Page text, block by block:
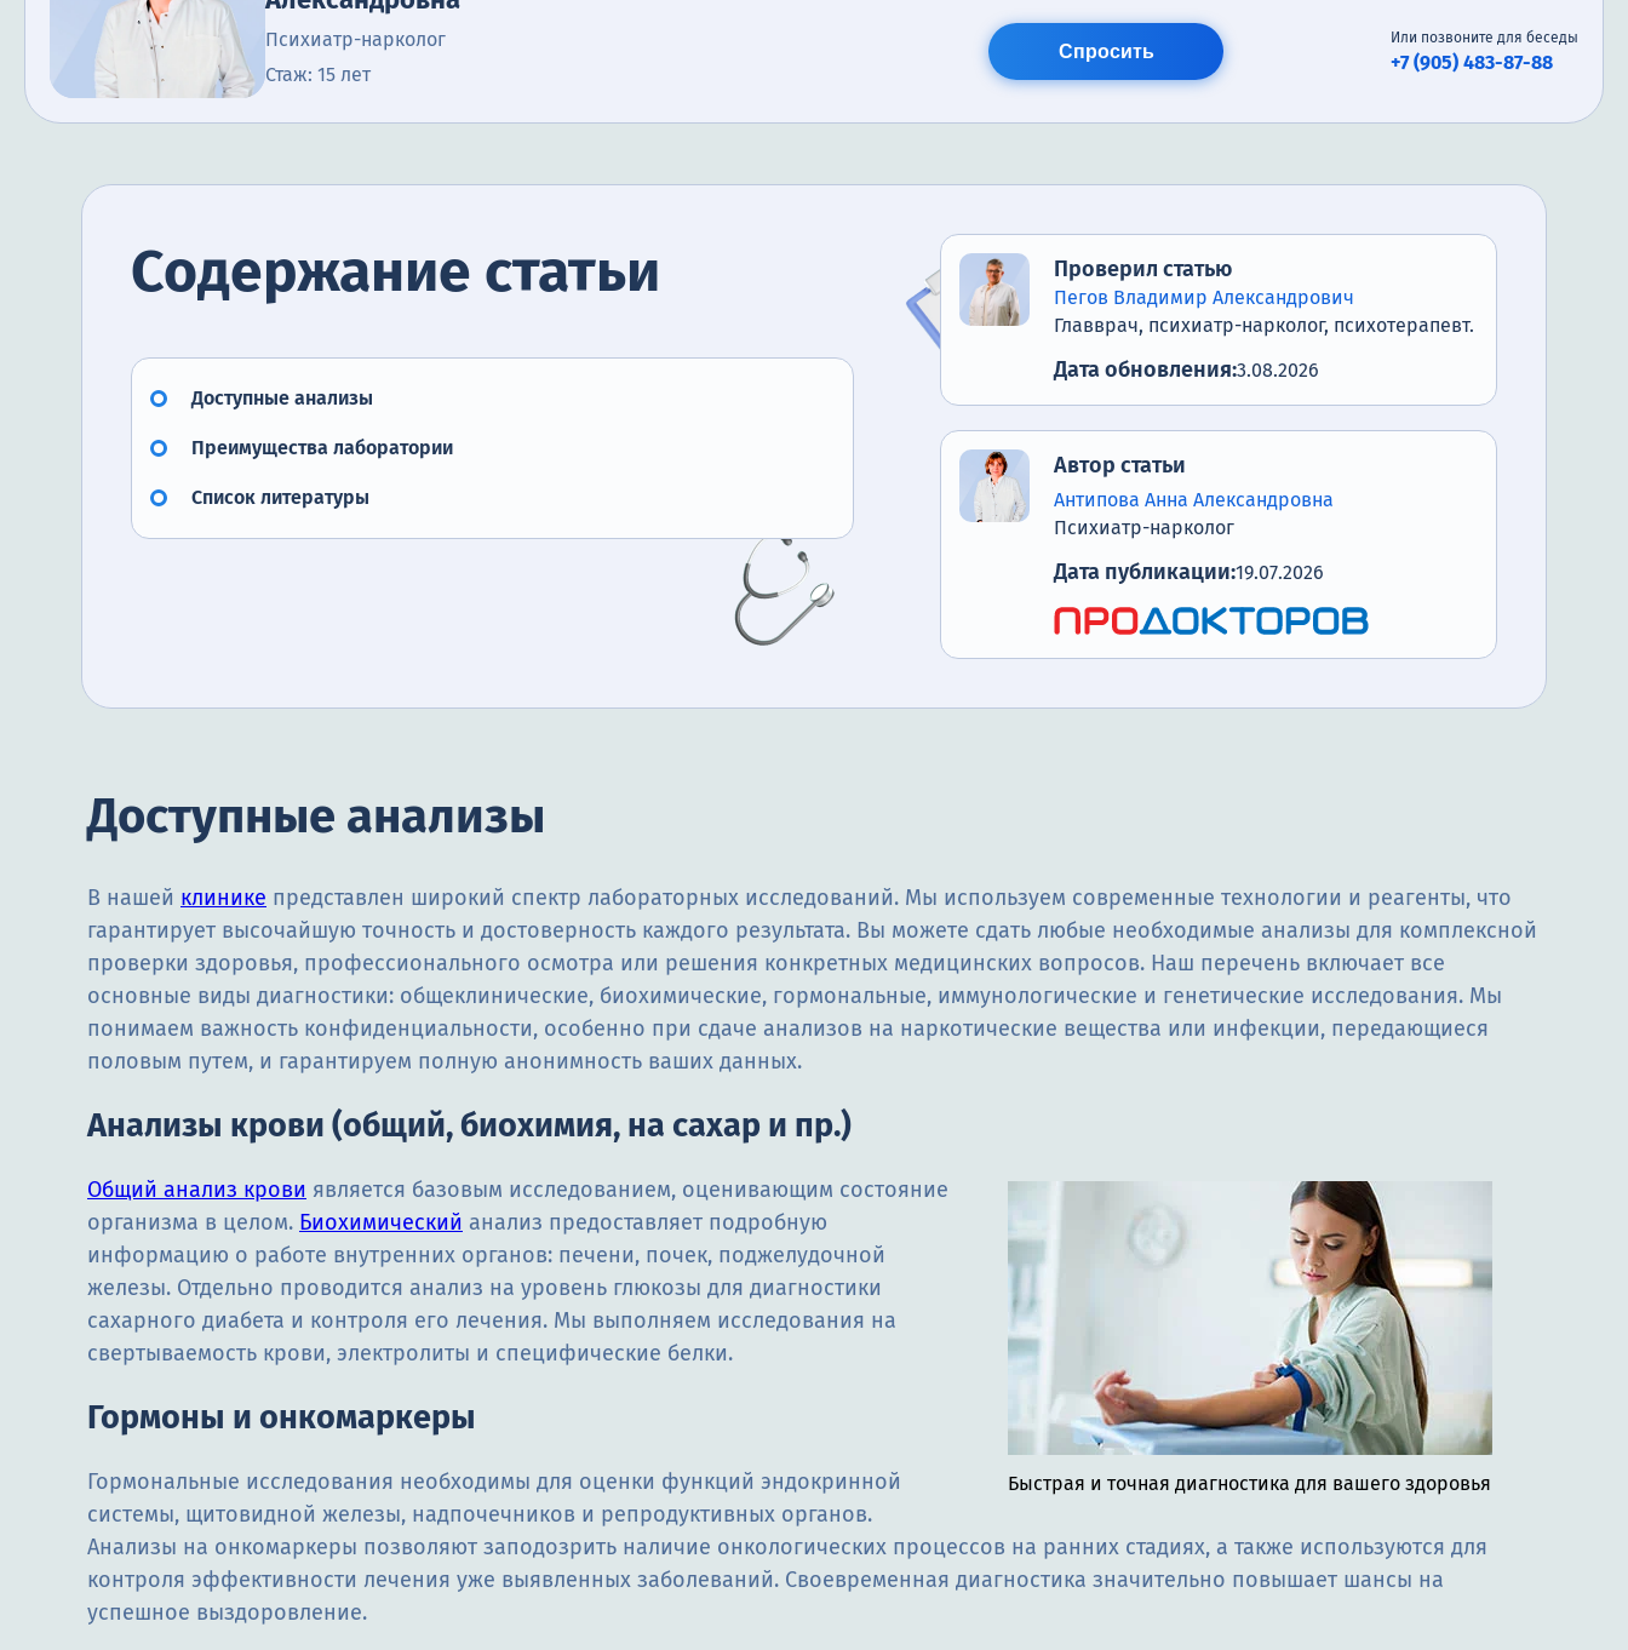
Психиатр-нарколог
Стаж: 15 лет
Спросить
Или позвоните для беседы
+7 (905) 483-87-88
Содержание статьи
Доступные анализы
Преимущества лаборатории
Список литературы
Проверил статью
Пегов Владимир Александрович
Главврач, психиатр-нарколог, психотерапевт.
Дата обновления:3.08.2026
Автор статьи
Антипова Анна Александровна
Психиатр-нарколог
Дата публикации:19.07.2026
Доступные анализы
В нашей клинике представлен широкий спектр лабораторных исследований. Мы используем современные технологии и реагенты, что
гарантирует высочайшую точность и достоверность каждого результата. Вы можете сдать любые необходимые анализы для комплексной
проверки здоровья, профессионального осмотра или решения конкретных медицинских вопросов. Наш перечень включает все
основные виды диагностики: общеклинические, биохимические, гормональные, иммунологические и генетические исследования. Мы
понимаем важность конфиденциальности, особенно при сдаче анализов на наркотические вещества или инфекции, передающиеся
половым путем, и гарантируем полную анонимность ваших данных.
Анализы крови (общий, биохимия, на сахар и пр.)
Быстрая и точная диагностика для вашего здоровья
Общий анализ крови является базовым исследованием, оценивающим состояние
организма в целом. Биохимический анализ предоставляет подробную
информацию о работе внутренних органов: печени, почек, поджелудочной
железы. Отдельно проводится анализ на уровень глюкозы для диагностики
сахарного диабета и контроля его лечения. Мы выполняем исследования на
свертываемость крови, электролиты и специфические белки.
Гормоны и онкомаркеры
Гормональные исследования необходимы для оценки функций эндокринной
системы, щитовидной железы, надпочечников и репродуктивных органов.
Анализы на онкомаркеры позволяют заподозрить наличие онкологических процессов на ранних стадиях, а также используются для
контроля эффективности лечения уже выявленных заболеваний. Своевременная диагностика значительно повышает шансы на
успешное выздоровление.